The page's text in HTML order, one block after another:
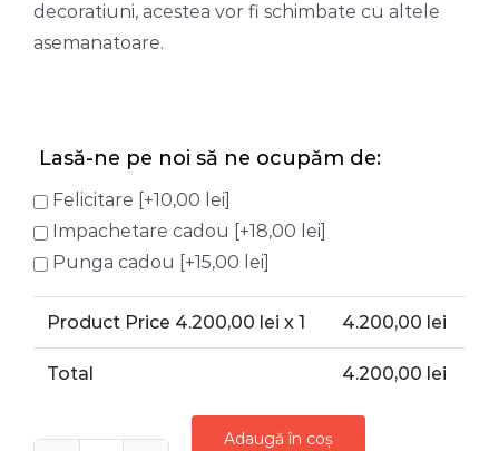
decoratiuni, acestea vor fi schimbate cu altele
asemanatoare.
Lasă-ne pe noi să ne ocupăm de:
Felicitare [+10,00 lei]
Impachetare cadou
[+18,00 lei]
Punga cadou
[+15,00 lei]
Product Price 4.200,00 lei x 1 4.200,00 lei
Total 4.200,00 lei
Adaugă în coș